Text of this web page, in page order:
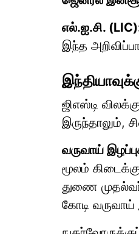
எல்.ஐ.சி.
இந்த
ஜிஎஸ்டி
இருந்தாலும்,
வருவாய்
மூலம்
துணை
கோடி வருவாய்